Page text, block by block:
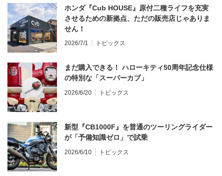
ホンダ『Cub HOUSE』原付二種ライフを充実
させるための新拠点、ただの販売店じゃありま
せん！
2026/7/1 トピックス
まだ購入できる！ ハローキティ50周年記念仕様
の特別な「スーパーカブ」
2026/6/20 トピックス
新型『CB1000F』を普通のツーリングライダー
が「予備知識ゼロ」で試乗
2026/6/10 トピックス